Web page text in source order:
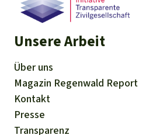
Unsere Arbeit
Über uns
Magazin Regenwald Report
Kontakt
Presse
Transparenz